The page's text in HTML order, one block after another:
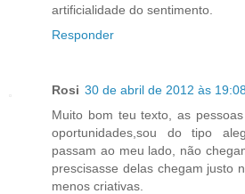
artificialidade do sentimento.
Responder
Rosi 30 de abril de 2012 às 19:08
Muito bom teu texto, as
oportunidades,sou do tipo
passam ao meu lado, não
prescisasse delas chegam justo
menos criativas.